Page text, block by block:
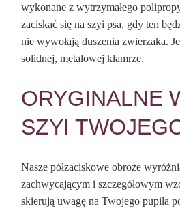
wykonane z wytrzymałego
zaciskać się na szyi psa, gdy ten
nie wywołają duszenia zwierzaka.
solidnej, metalowej klamrze.
ORYGINALNE
SZYI
Nasze półzaciskowe obroże
zachwycającym i szczegółowym
skierują uwagę na Twojego pupila